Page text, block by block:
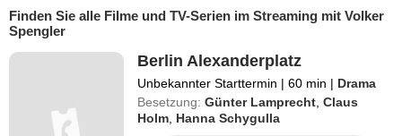
Finden Sie alle Filme und TV-Serien im Streaming mit Volker
Spengler
Berlin Alexanderplatz
Unbekannter Starttermin | 60 min | Drama
Besetzung: Günter Lamprecht ,Claus
Holm Hanna Schygulla